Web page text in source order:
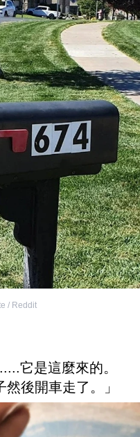
/ Reddit
它是這麼來的。
後開車走了。」